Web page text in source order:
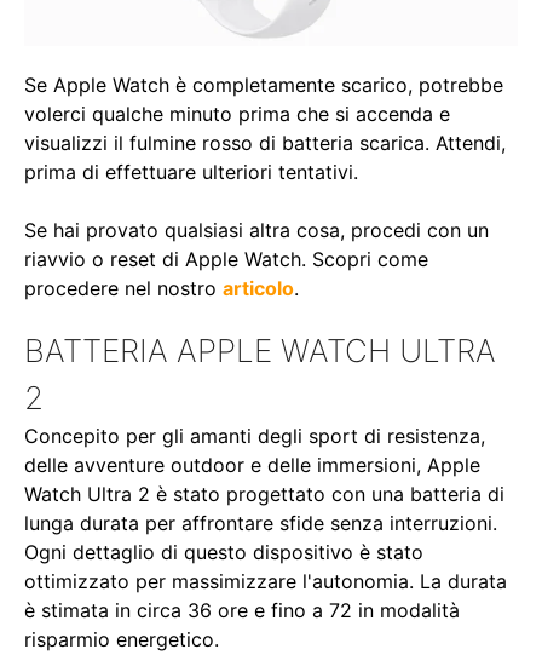
Se Apple Watch è completamente scarico, potrebbe
volerci qualche minuto prima che si accenda e
visualizzi il fulmine rosso di batteria scarica. Attendi,
prima di effettuare ulteriori tentativi.
Se hai provato qualsiasi altra cosa, procedi con un
riavvio o reset di Apple Watch. Scopri come
procedere nel nostro articolo.
BATTERIA APPLE WATCH ULTRA
2
Concepito per gli amanti degli sport di resistenza,
delle avventure outdoor e delle immersioni, Apple
Watch Ultra 2 è stato progettato con una batteria di
lunga durata per affrontare sfide senza interruzioni.
Ogni dettaglio di questo dispositivo è stato
ottimizzato per massimizzare l'autonomia. La durata
è stimata in circa 36 ore e fino a 72 in modalità
risparmio energetico.